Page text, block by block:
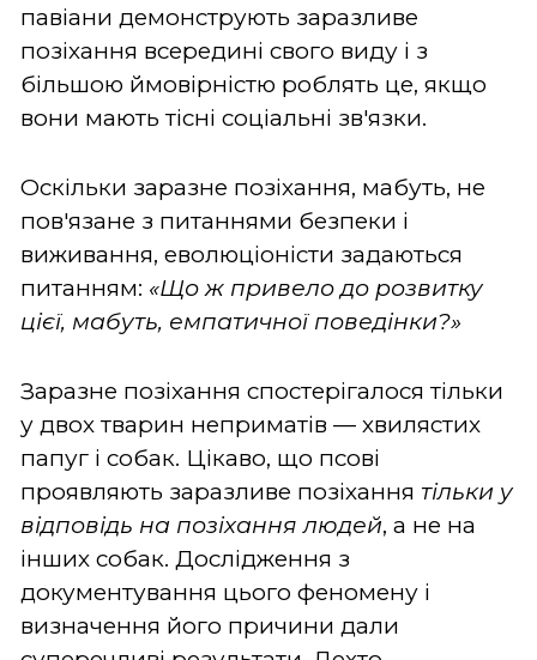
павіани демонструють заразливе
позіхання всередині свого виду і з
більшою ймовірністю роблять це, якщо
вони мають тісні соціальні зв'язки.
Оскільки заразне позіхання, мабуть, не
пов'язане з питаннями безпеки і
виживання, еволюціоністи задаються
питанням: «Що ж привело до розвитку
цієї, мабуть, емпатичної поведінки?»
Заразне позіхання спостерігалося тільки
у двох тварин неприматів — хвилястих
папуг і собак. Цікаво, що псові
проявляють заразливе позіхання тільки у
відповідь на позіхання людей, а не на
інших собак. Дослідження з
документування цього феномену і
визначення його причини дали